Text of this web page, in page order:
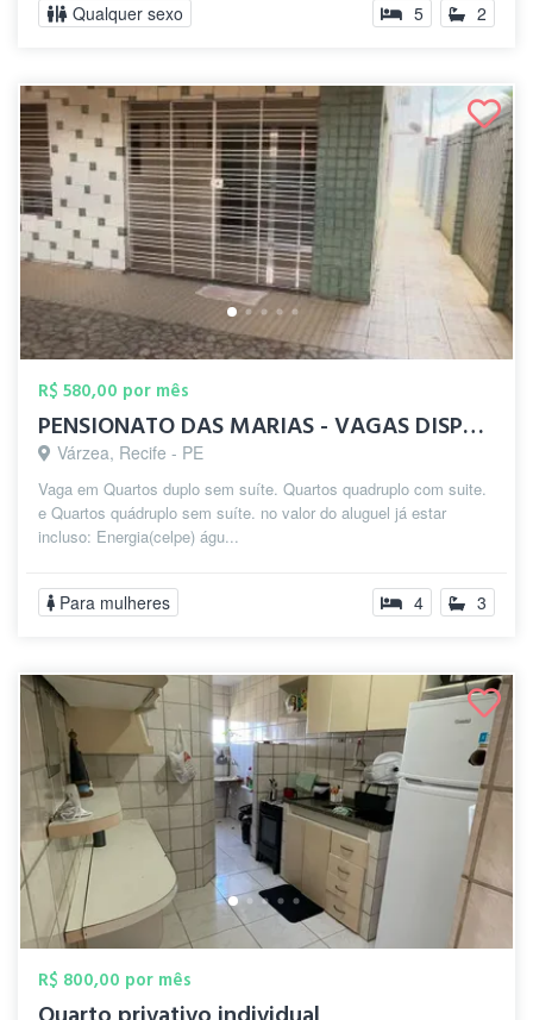
Qualquer sexo 5 2
R$ 580,00 por mês
PENSIONATO DAS MARIAS - VAGAS DISPONÍVEL
Várzea, Recife - PE
Vaga em Quartos duplo sem suíte. Quartos quadruplo com suite.
e Quartos quádruplo sem suíte. no valor do aluguel já estar
incluso: Energia(celpe) águ...
Para mulheres 4 3
R$ 800,00 por mês